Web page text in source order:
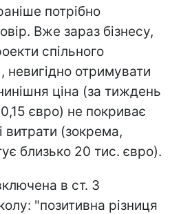
потрібно
Вже зараз бізнесу,
спільного
невигідно отримувати
ціна (за тиждень
євро) не покриває
витрати (зокрема,
близько 20 тис. євро).
в ст. 3
"позитивна різниця